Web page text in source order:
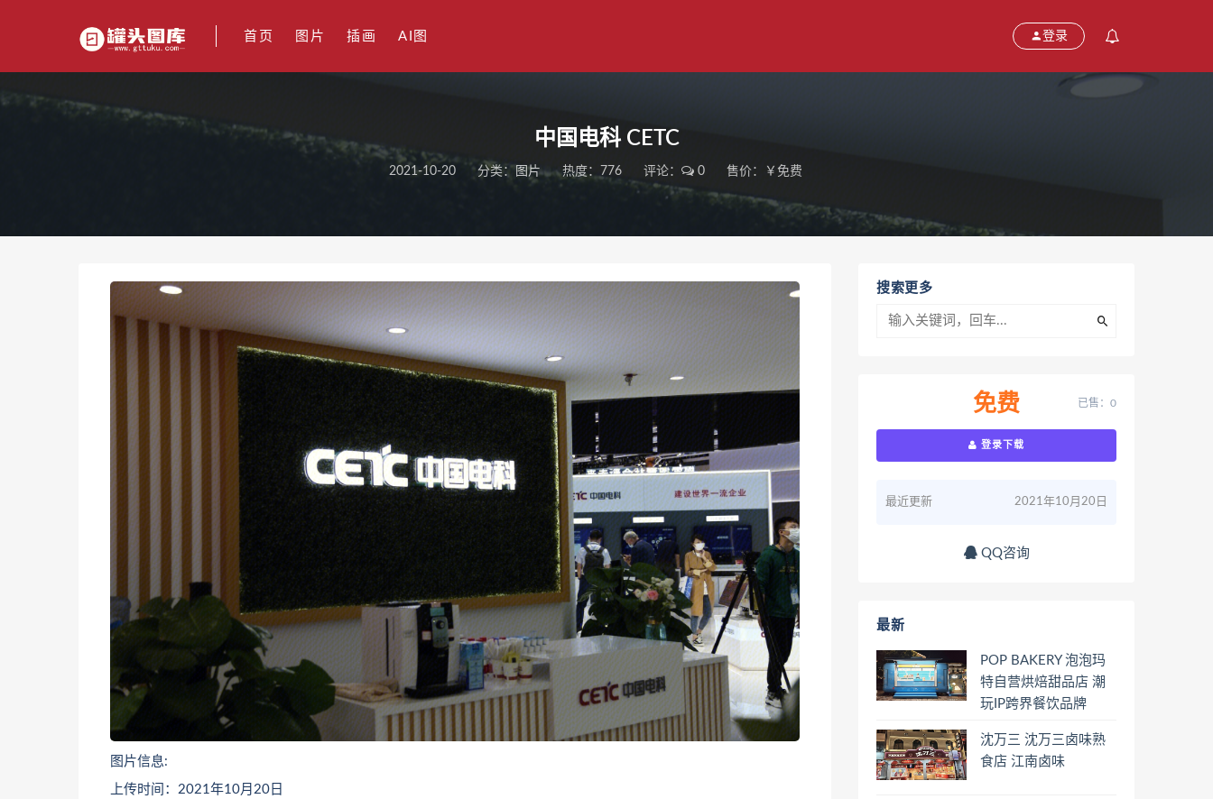
首页 图片 插画 AI图 登录
中国电科 CETC
2021-10-20 分类： 图片 热度：776 评论： 0 售价：￥免费
图片信息:
上传时间：2021年10月20日
搜索更多
免费 已售：0
登录下载
最近更新 2021年10月20日
QQ咨询
最新
POP BAKERY 泡泡玛
特自营烘焙甜品店 潮
玩IP跨界餐饮品牌
沈万三 沈万三卤味熟
食店 江南卤味